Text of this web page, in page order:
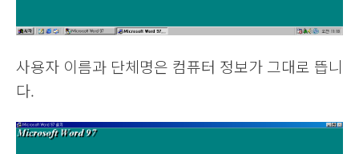
사용자 이름과 단체명은 컴퓨터 정보가 그대로 뜹니
다.